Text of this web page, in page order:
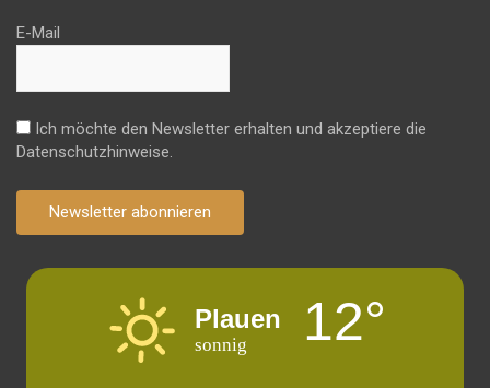
E-Mail
Ich möchte den Newsletter erhalten und akzeptiere die
Datenschutzhinweise.
Newsletter abonnieren
Plauen
sonnig 12°